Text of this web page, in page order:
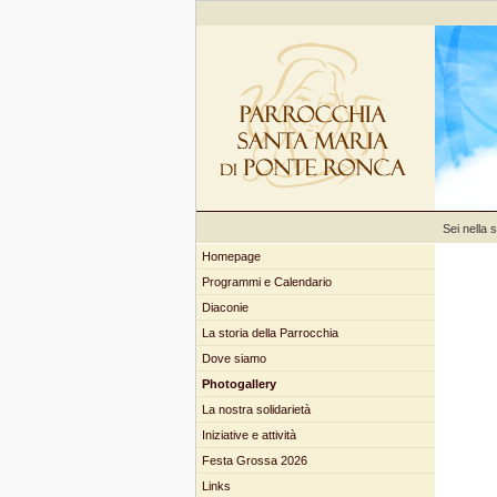
Sei nella
Homepage
Programmi e Calendario
Diaconie
La storia della Parrocchia
Dove siamo
Photogallery
La nostra solidarietà
Iniziative e attività
Festa Grossa 2026
Links